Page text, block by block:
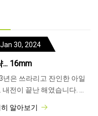
Jan 30, 2024
... 16mm
년은 쓰라리고 잔인한 아일
전이 끝난 해였습니다. 같
알아보기